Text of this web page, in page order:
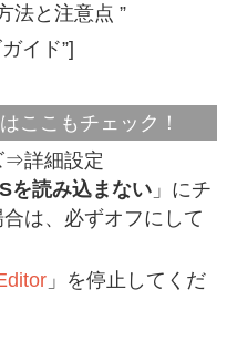
法と注意点 ”
イド”]
ここもチェック！
⇒詳細設定
を読み込まない 」にチ
は、必ずオフにして
」を停止してくだ